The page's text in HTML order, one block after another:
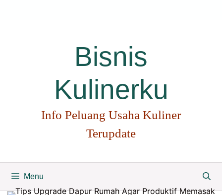
Bisnis
Kulinerku
Info Peluang Usaha Kuliner
Terupdate
Menu